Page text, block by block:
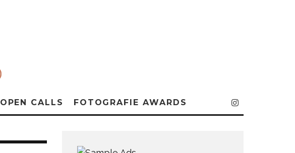
OPEN CALLS FOTOGRAFIE AWARDS